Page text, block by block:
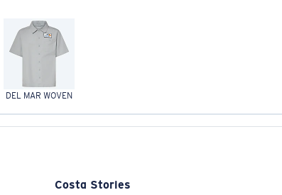
DEL MAR WOVEN
Costa Stories